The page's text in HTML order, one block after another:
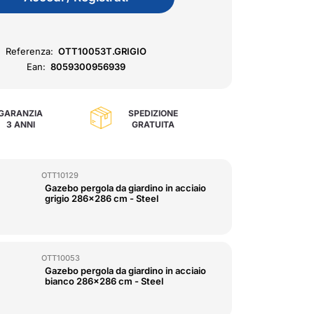
Referenza: OTT10053T.GRIGIO
Ean: 8059300956939
3 ANNI
SPEDIZIONE
GRATUITA
OTT10129
Gazebo pergola da giardino in acciaio
grigio 286x286 cm - Steel
OTT10053
Gazebo pergola da giardino in acciaio
bianco 286x286 cm - Steel